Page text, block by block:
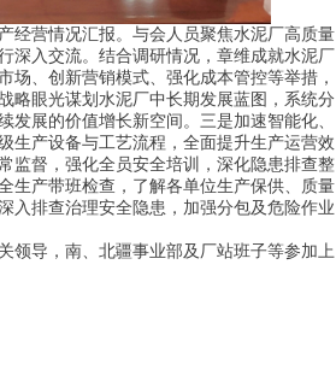
营情况汇报。与会人员聚焦水泥厂高质量
深入交流。结合调研情况，章维成就水泥厂
场、创新营销模式、强化成本管控等举措，
战略眼光谋划水泥厂中长期发展蓝图，系统分
发展的价值增长新空间。 三是加速智能化、
生产设备与工艺流程，全面提升生产运营效
监督，强化全员安全培训，深化隐患排查整
生产带班检查，了解各单位生产保供、质量
入排查治理安全隐患，加强分包及危险作业
导，南、北疆事业部及 厂站班子等参加上